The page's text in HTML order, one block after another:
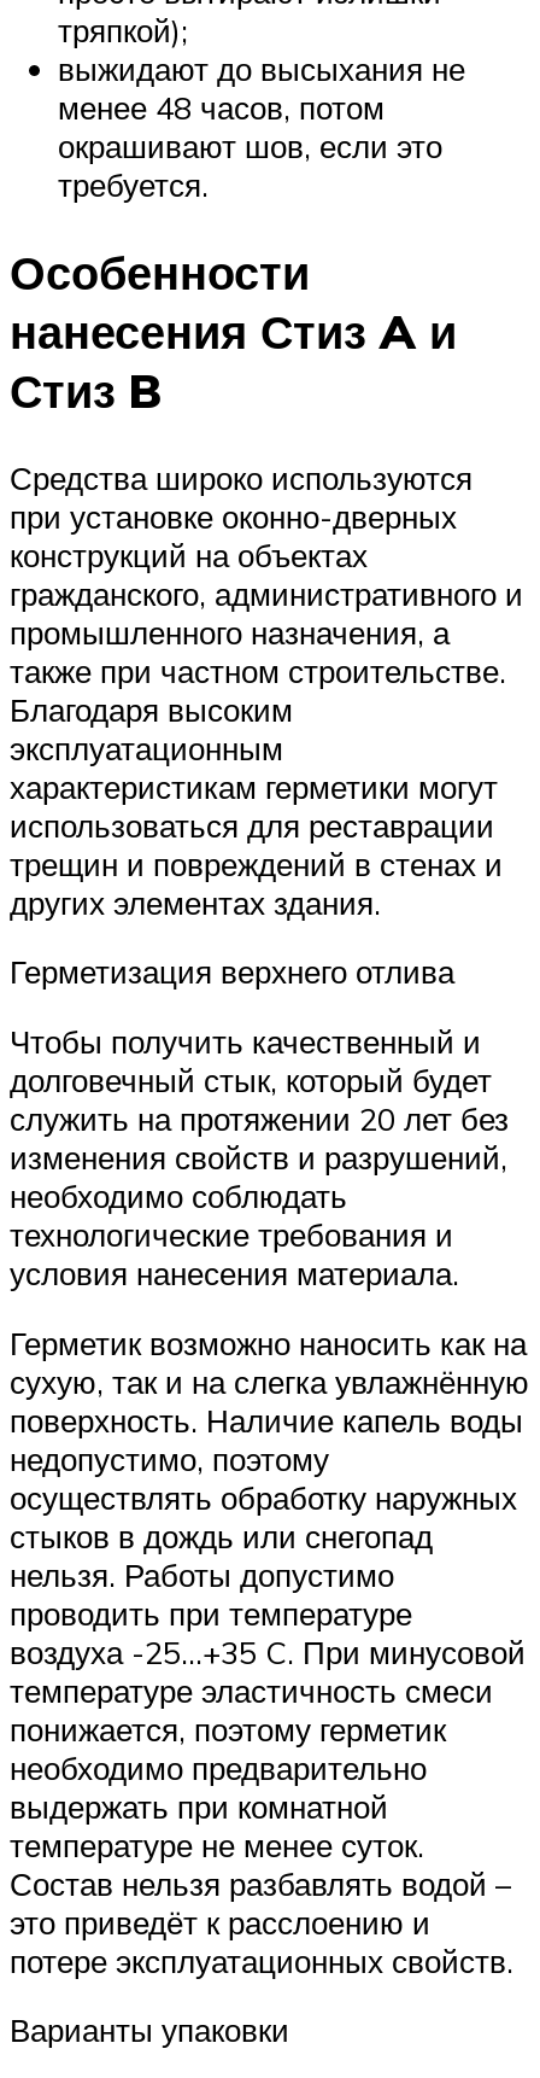
тряпкой);
выжидают до высыхания не
менее 48 часов, потом
окрашивают шов, если это
требуется.
Особенности
нанесения Стиз A и
Стиз B
Средства широко используются
при установке оконно-дверных
конструкций на объектах
гражданского, административного и
промышленного назначения, а
также при частном строительстве.
Благодаря высоким
эксплуатационным
характеристикам герметики могут
использоваться для реставрации
трещин и повреждений в стенах и
других элементах здания.
Герметизация верхнего отлива
Чтобы получить качественный и
долговечный стык, который будет
служить на протяжении 20 лет без
изменения свойств и разрушений,
необходимо соблюдать
технологические требования и
условия нанесения материала.
Герметик возможно наносить как на
сухую, так и на слегка увлажнённую
поверхность. Наличие капель воды
недопустимо, поэтому
осуществлять обработку наружных
стыков в дождь или снегопад
нельзя. Работы допустимо
проводить при температуре
воздуха -25…+35 C. При минусовой
температуре эластичность смеси
понижается, поэтому герметик
необходимо предварительно
выдержать при комнатной
температуре не менее суток.
Состав нельзя разбавлять водой –
это приведёт к расслоению и
потере эксплуатационных свойств.
Варианты упаковки